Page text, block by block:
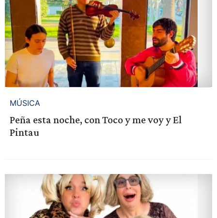
MÚSICA
Peña esta noche, con Toco y me voy y El
Pintau